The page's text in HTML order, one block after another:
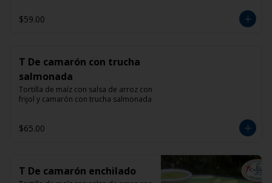
$59.00
T De camarón con trucha
salmonada
Tortilla de maíz con salsa de arroz con
frijol y camarón con trucha salmonada
$65.00
T De camarón enchilado